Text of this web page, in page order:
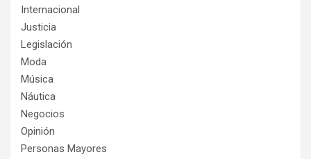
Internacional
Justicia
Legislación
Moda
Música
Náutica
Negocios
Opinión
Personas Mayores